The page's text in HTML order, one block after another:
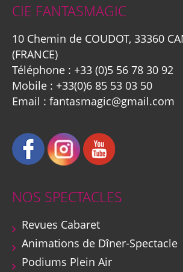
CIE FANTASMAGIC
10 Chemin de COUDOT, 33360
(FRANCE)
Téléphone : +33 (0)5 56 78 30 92
Mobile : +33(0)6 85 53 03 50
Email : fantasmagic@gmail.com
NOS SPECTACLES
Revues Cabaret
Animations de Dîner-Spectacle
Podiums Plein Air